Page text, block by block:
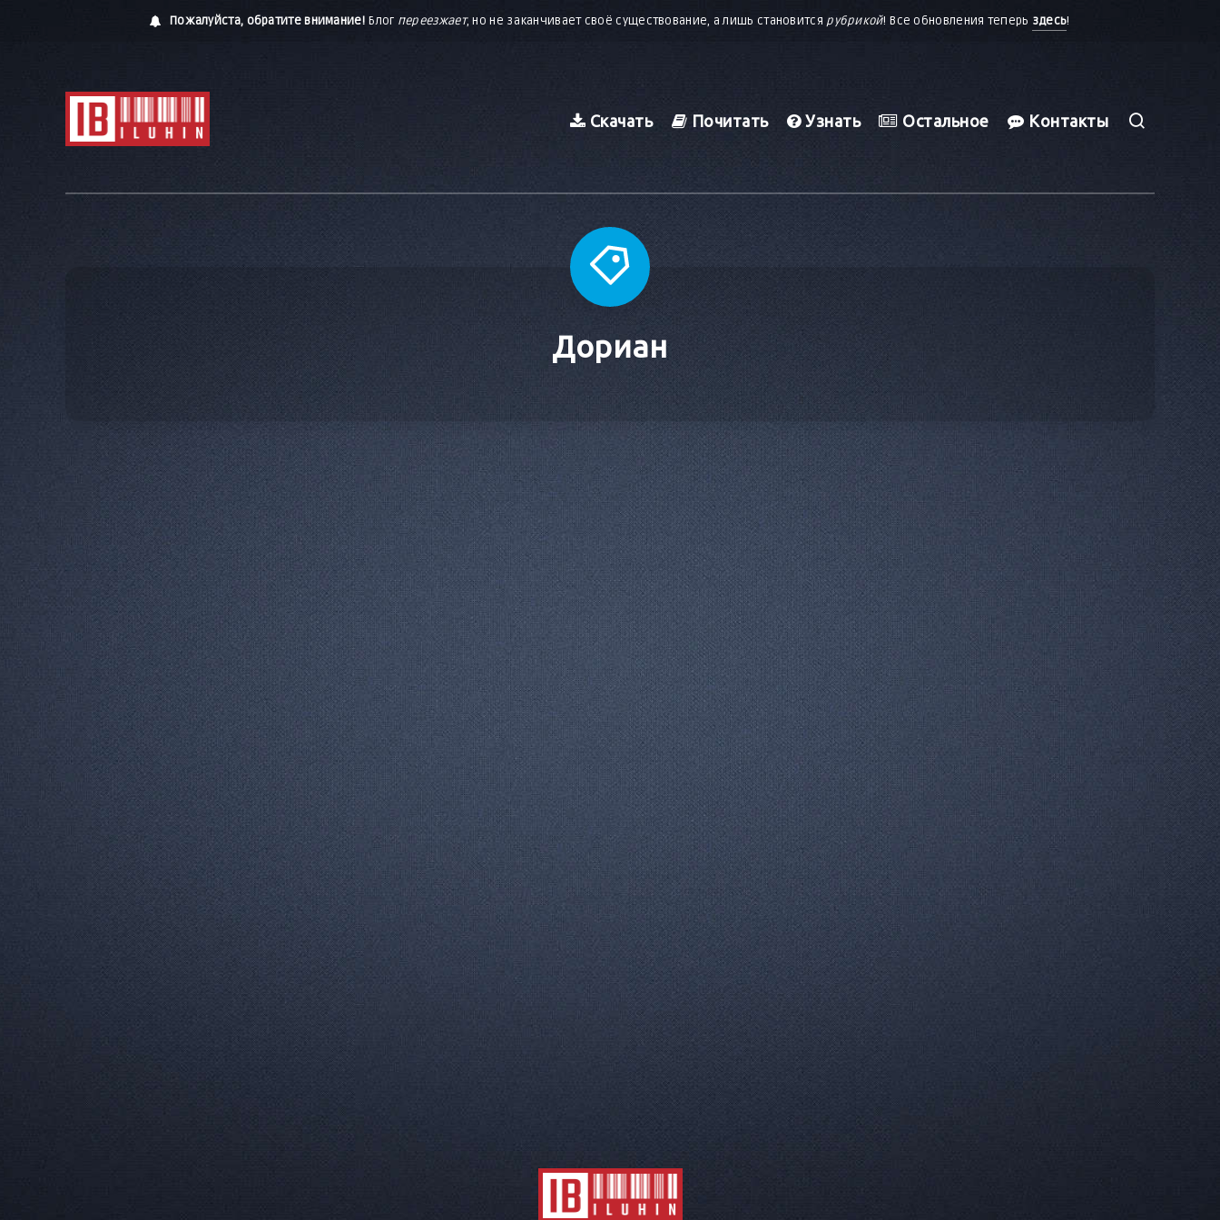
Пожалуйста, обратите внимание! Блог переезжает, но не заканчивает своё существование, а лишь становится рубрикой! Все обновления теперь здесь!
Скачать Почитать Узнать Остальное Контакты
Дориан
Остальное
29/03/2014
Дориан Грей. Книга лучше?
«Книга лучше» — говорили мне многие,
когда я заявляла о том, что хочу
посмотреть «Дориана Грея». Но,
если честно, чтение меня…
Страница 1 из 1